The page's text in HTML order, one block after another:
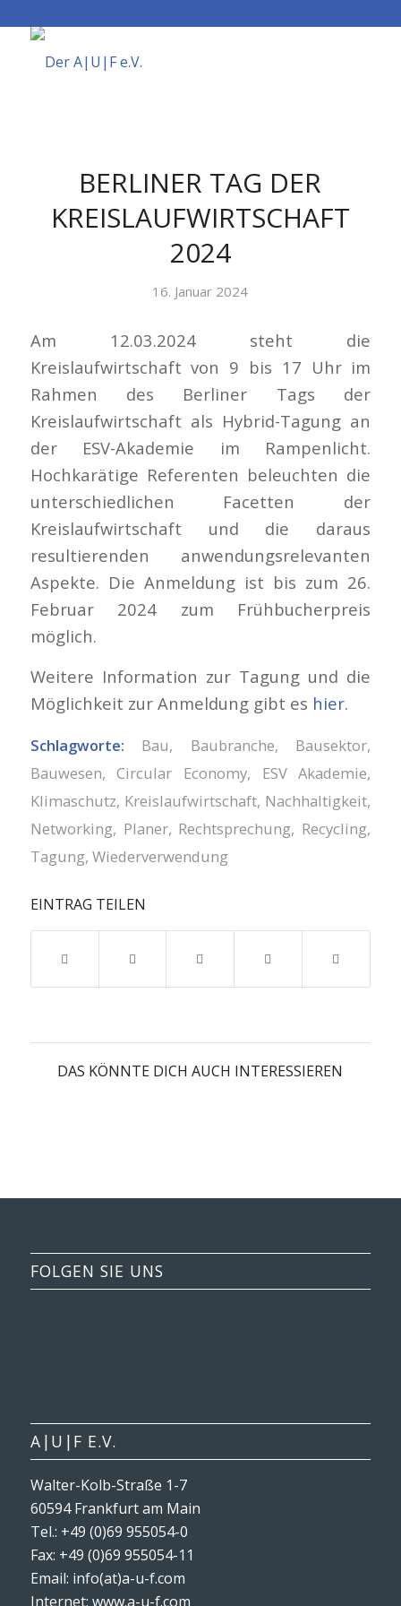
BERLINER TAG DER
KREISLAUFWIRTSCHAFT
2024
16. Januar 2024
Am 12.03.2024 steht die
Kreislaufwirtschaft von 9 bis 17 Uhr im
Rahmen des Berliner Tags der
Kreislaufwirtschaft als Hybrid-Tagung an
der ESV-Akademie im Rampenlicht.
Hochkarätige Referenten beleuchten die
unterschiedlichen Facetten der
Kreislaufwirtschaft und die daraus
resultierenden anwendungsrelevanten
Aspekte. Die Anmeldung ist bis zum 26.
Februar 2024 zum Frühbucherpreis
möglich.
Weitere Information zur Tagung und die
Möglichkeit zur Anmeldung gibt es hier.
Schlagworte: Bau, Baubranche, Bausektor,
Bauwesen,Circular Economy, ESV Akademie,
Klimaschutz, Kreislaufwirtschaft, Nachhaltigkeit,
Networking, Planer, Rechtsprechung, Recycling,
Tagung, Wiederverwendung
EINTRAG TEILEN
DAS KÖNNTE DICH AUCH INTERESSIEREN
FOLGEN SIE UNS
A|U|F E.V.
Walter-Kolb-Straße 1-7
60594 Frankfurt am Main
Tel.: +49 (0)69 955054-0
Fax: +49 (0)69 955054-11
Email: info(at)a-u-f.com
Internet: www.a-u-f.com